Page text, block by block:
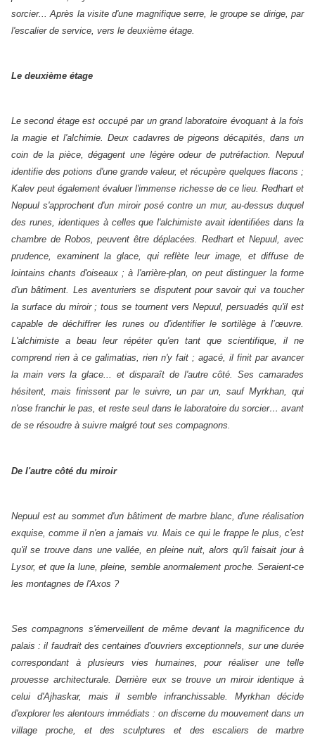
sorcier... Après la visite d'une magnifique serre, le groupe se dirige, par
l'escalier de service, vers le deuxième étage.
Le deuxième étage
Le second étage est occupé par un grand laboratoire évoquant à la fois
la magie et l'alchimie. Deux cadavres de pigeons décapités, dans un
coin de la pièce, dégagent une légère odeur de putréfaction. Nepuul
identifie des potions d'une grande valeur, et récupère quelques flacons ;
Kalev peut également évaluer l'immense richesse de ce lieu. Redhart et
Nepuul s'approchent d'un miroir posé contre un mur, au-dessus duquel
des runes, identiques à celles que l'alchimiste avait identifiées dans la
chambre de Robos, peuvent être déplacées. Redhart et Nepuul, avec
prudence, examinent la glace, qui reflète leur image, et diffuse de
lointains chants d'oiseaux ; à l'arrière-plan, on peut distinguer la forme
d'un bâtiment. Les aventuriers se disputent pour savoir qui va toucher
la surface du miroir ; tous se tournent vers Nepuul, persuadés qu'il est
capable de déchiffrer les runes ou d'identifier le sortilège à l’œuvre.
L'alchimiste a beau leur répéter qu'en tant que scientifique, il ne
comprend rien à ce galimatias, rien n'y fait ; agacé, il finit par avancer
la main vers la glace... et disparaît de l'autre côté. Ses camarades
hésitent, mais finissent par le suivre, un par un, sauf Myrkhan, qui
n'ose franchir le pas, et reste seul dans le laboratoire du sorcier… avant
de se résoudre à suivre malgré tout ses compagnons.
De l'autre côté du miroir
Nepuul est au sommet d'un bâtiment de marbre blanc, d'une réalisation
exquise, comme il n'en a jamais vu. Mais ce qui le frappe le plus, c'est
qu'il se trouve dans une vallée, en pleine nuit, alors qu'il faisait jour à
Lysor, et que la lune, pleine, semble anormalement proche. Seraient-ce
les montagnes de l'Axos ?
Ses compagnons s'émerveillent de même devant la magnificence du
palais : il faudrait des centaines d'ouvriers exceptionnels, sur une durée
correspondant à plusieurs vies humaines, pour réaliser une telle
prouesse architecturale. Derrière eux se trouve un miroir identique à
celui d'Ajhaskar, mais il semble infranchissable. Myrkhan décide
d'explorer les alentours immédiats : on discerne du mouvement dans un
village proche, et des sculptures et des escaliers de marbre